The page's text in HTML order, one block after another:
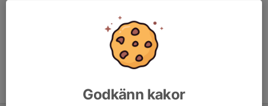
Tidigare nyheterGodkänn kakor